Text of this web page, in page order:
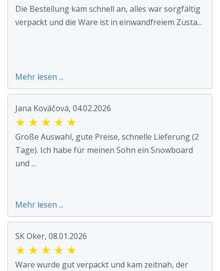
Die Bestellung kam schnell an, alles war sorgfältig
verpackt und die Ware ist in einwandfreiem Zusta...
Mehr lesen ...
Jana Kováčová, 04.02.2026
★ ★ ★ ★ ★
Große Auswahl, gute Preise, schnelle Lieferung (2
Tage). Ich habe für meinen Sohn ein Snowboard
und ...
Mehr lesen ...
SK Oker, 08.01.2026
★ ★ ★ ★ ★
Ware wurde gut verpackt und kam zeitnah, der